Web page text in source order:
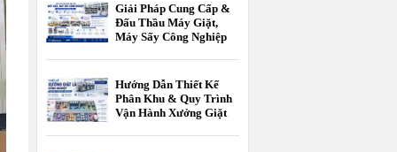
Giải Pháp Cung Cấp &
Đấu Thầu Máy Giặt,
Máy Sấy Công Nghiệp
Học
Hướng Dẫn Thiết Kế
Phân Khu & Quy Trình
Vận Hành Xưởng Giặt